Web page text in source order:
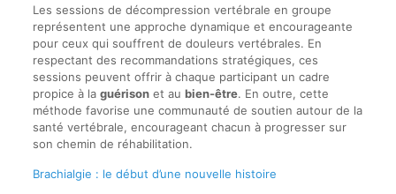
Les sessions de décompression vertébrale en groupe
représentent une approche dynamique et encourageante
pour ceux qui souffrent de douleurs vertébrales. En
respectant des recommandations stratégiques, ces
sessions peuvent offrir à chaque participant un cadre
propice à la guérisonet au bien-être. En outre, cette
méthode favorise une communauté de soutien autour de la
santé vertébrale, encourageant chacun à progresser sur
son chemin de réhabilitation.
Brachialgie : le début d’une nouvelle histoire